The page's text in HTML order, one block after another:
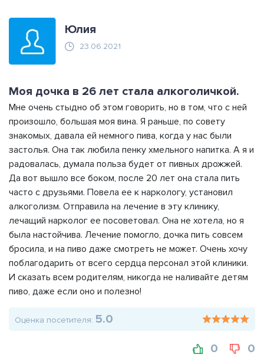
Юлия
23.06.2021
Моя дочка в 26 лет стала алкоголичкой.
Мне очень стыдно об этом говорить, но в том, что с ней
произошло, большая моя вина. Я раньше, по совету
знакомых, давала ей немного пива, когда у нас были
застолья. Она так любила пенку хмельного напитка. А я и
радовалась, думала польза будет от пивных дрожжей.
Да вот вышло все боком, после 20 лет она стала пить
часто с друзьями. Повела ее к наркологу, установил
алкоголизм. Отправила на лечение в эту клинику,
лечащий нарколог ее посоветовал. Она не хотела, но я
была настойчива. Лечение помогло, дочка пить совсем
бросила, и на пиво даже смотреть не может. Очень хочу
поблагодарить от всего сердца персонал этой клиники.
И сказать всем родителям, никогда не наливайте детям
пиво, даже если оно и полезно!
Оценка посетителя: 5.0
0 0